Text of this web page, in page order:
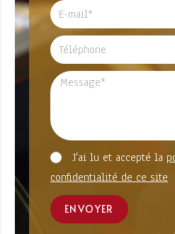
J'ai lu et accepté la
confidentialité de ce site
ENVOYER